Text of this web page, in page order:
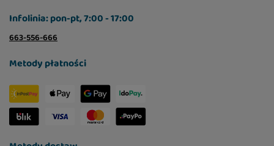
Infolinia: pon-pt, 7:00 - 17:00
663-556-666
Metody płatności